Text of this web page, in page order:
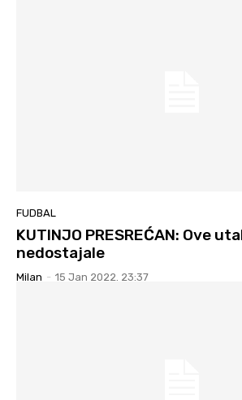
FUDBAL
KUTINJO PRESREĆAN: Ove
nedostajale
Milan - 15 Jan 2022. 23:37